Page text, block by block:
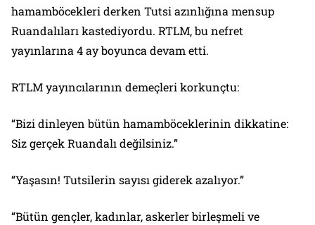
hamamböcekleri derken Tutsi azınlığına mensup
Ruandalıları kastediyordu. RTLM, bu nefret
yayınlarına 4 ay boyunca devam etti.
RTLM yayıncılarının demeçleri korkunçtu:
“Bizi dinleyen bütün hamamböceklerinin dikkatine:
Siz gerçek Ruandalı değilsiniz.”
“Yaşasın! Tutsilerin sayısı giderek azalıyor.”
“Bütün gençler, kadınlar, askerler birleşmeli ve